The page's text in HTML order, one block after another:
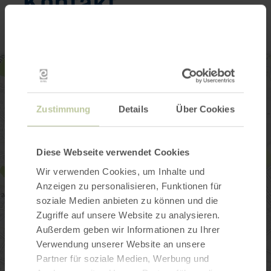
Zustimmung Details Über Cookies
Diese Webseite verwendet Cookies
Wir verwenden Cookies, um Inhalte und
Anzeigen zu personalisieren, Funktionen für
soziale Medien anbieten zu können und die
Zugriffe auf unsere Website zu analysieren.
Außerdem geben wir Informationen zu Ihrer
Verwendung unserer Website an unsere
Partner für soziale Medien, Werbung und